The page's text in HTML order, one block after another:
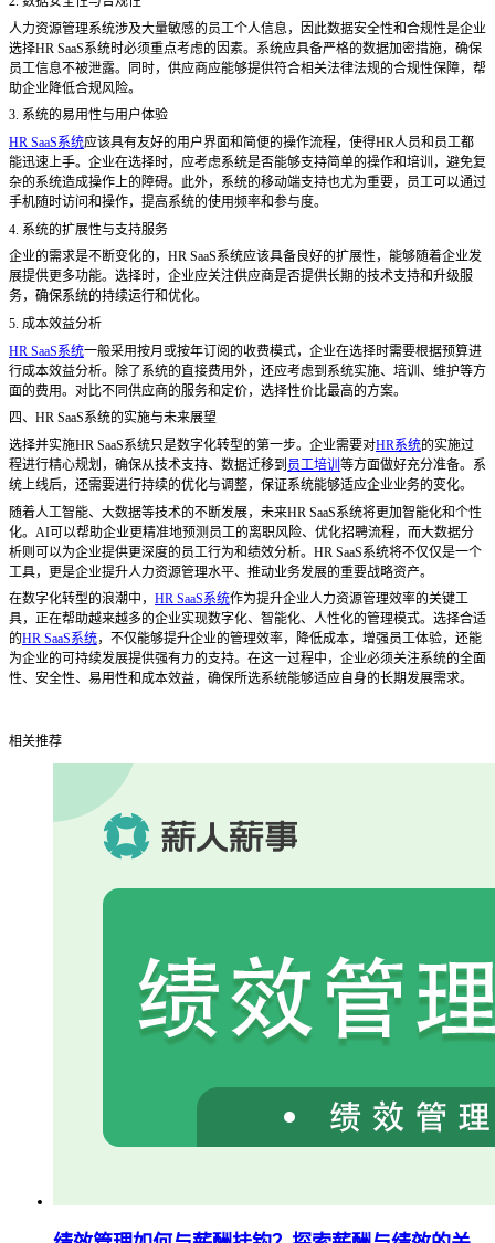
人力资源管理系统涉及大量敏感的员工个人信息，因此数据安全性和合规性是企业
选择HR SaaS系统时必须重点考虑的因素。系统应具备严格的数据加密措施，确保
员工信息不被泄露。同时，供应商应能够提供符合相关法律法规的合规性保障，帮
助企业降低合规风险。
3. 系统的易用性与用户体验
HR SaaS系统应该具有友好的用户界面和简便的操作流程，使得HR人员和员工都
能迅速上手。企业在选择时，应考虑系统是否能够支持简单的操作和培训，避免复
杂的系统造成操作上的障碍。此外，系统的移动端支持也尤为重要，员工可以通过
手机随时访问和操作，提高系统的使用频率和参与度。
4. 系统的扩展性与支持服务
企业的需求是不断变化的， HR SaaS系统应该具备良好的扩展性，能够随着企业发
展提供更多功能。选择时，企业应关注供应商是否提供长期的技术支持和升级服
务，确保系统的持续运行和优化。
5. 成本效益分析
HR SaaS系统一般采用按月或按年订阅的收费模式，企业在选择时需要根据预算进
行成本效益分析。除了系统的直接费用外，还应考虑到系统实施、培训、维护等方
面的费用。对比不同供应商的服务和定价，选择性价比最高的方案。
四、 HR SaaS系统的实施与未来展望
选择并实施HR SaaS系统只是数字化转型的第一步。企业需要对HR系统的实施过
程进行精心规划，确保从技术支持、数据迁移到 员工培训 等方面做好充分准备。系
统上线后，还需要进行持续的优化与调整，保证系统能够适应企业业务的变化。
随着人工智能、大数据等技术的不断发展，未来HR SaaS系统将更加智能化和个性
化。AI可以帮助企业更精准地预测员工的离职风险、优化招聘流程，而大数据分
析则可以为企业提供更深度的员工行为和绩效分析。HR SaaS系统将不仅仅是一个
工具，更是企业提升人力资源管理水平、推动业务发展的重要战略资产。
在数字化转型的浪潮中， HR SaaS系统作为提升企业人力资源管理效率的关键工
具，正在帮助越来越多的企业实现数字化、智能化、人性化的管理模式。选择合适
的HR SaaS系统，不仅能够提升企业的管理效率，降低成本，增强员工体验，还能
为企业的可持续发展提供强有力的支持。在这一过程中，企业必须关注系统的全面
性、安全性、易用性和成本效益，确保所选系统能够适应自身的长期发展需求。
相关推荐